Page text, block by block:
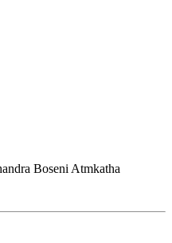
Boseni Atmkatha